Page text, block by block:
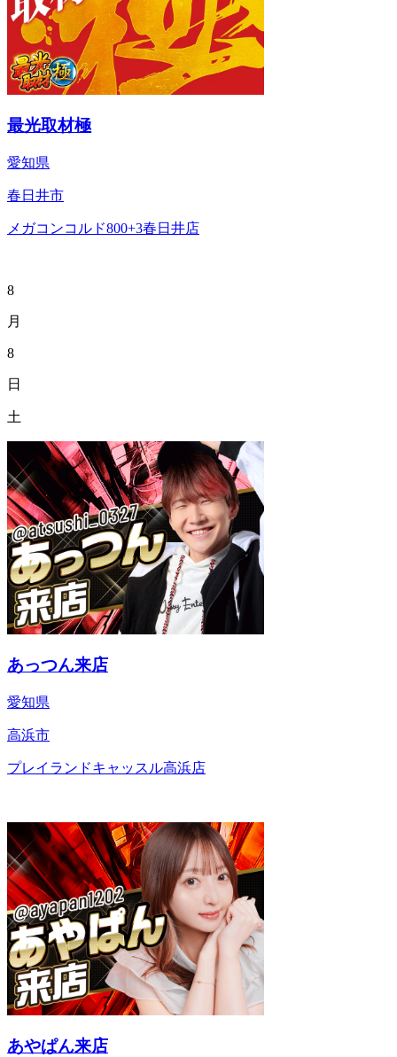
最光取材極
愛知県
春日井市
メガコンコルド800+3春日井店
8
月
8
日
土
あっつん来店
愛知県
高浜市
プレイランドキャッスル高浜店
あやぱん来店